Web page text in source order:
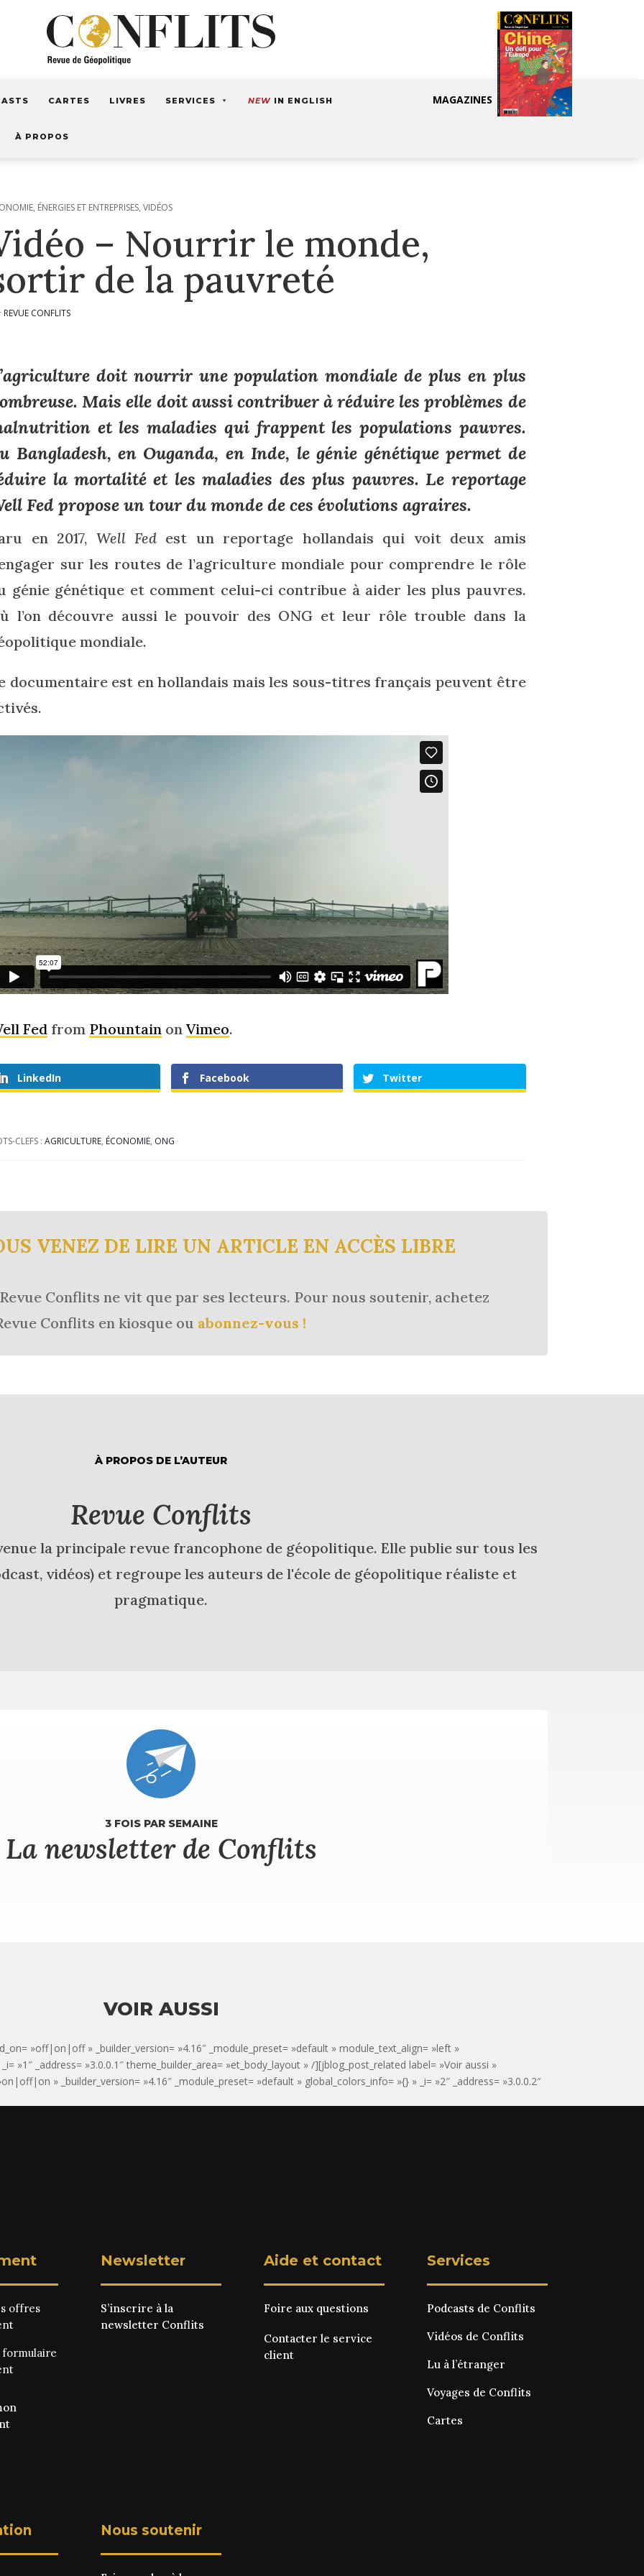
CARTES LIVRES SERVICES NEW IN ENGLISH
À PROPOS
MAGAZINES
ÉNERGIES ET ENTREPRISES,VIDÉOS
– Nourrir le monde,
de la pauvreté
REVUE CONFLITS
doit nourrir une population mondiale de plus en plus
Mais elle doit aussi contribuer à réduire les problèmes de
et les maladies qui frappent les populations pauvres.
Bangladesh, en Ouganda, en Inde, le génie génétique permet de
la mortalité et les maladies des plus pauvres. Le reportage
Fedpropose un tour du monde de ces évolutions agraires.
en 2017, Well Fedest un reportage hollandais qui voit deux amis
sur les routes de l’agriculture mondiale pour comprendre le rôle
génie génétique et comment celui-ci contribue à aider les plus pauvres.
l’on découvre aussi le pouvoir des ONG et leur rôle trouble dans la
mondiale.
documentaire est en hollandais mais les sous-titres français peuvent être
Fed from Phountain onVimeo.
LinkedIn Facebook Twitter
CLEFS :AGRICULTURE, ÉCONOMIE, ONG
VENEZ DE LIRE UN ARTICLE EN ACCÈS LIBRE
Conflits ne vit que par ses lecteurs. Pour nous soutenir, achetez
Conflits en kiosque ou abonnez-vous !
À PROPOS DE L’AUTEUR
Revue Conflits
la principale revue francophone de géopolitique. Elle publie sur tous les
vidéos) et regroupe les auteurs de l'école de géopolitique réaliste et
pragmatique.
3 FOIS PAR SEMAINE
La newsletter de Conflits
VOIR AUSSI
»off|on|off » _builder_version= »4.16″ _module_preset= »default » module_text_align= »left »
»1″ _address= »3.0.0.1″ theme_builder_area= »et_body_layout » /][jblog_post_related label= »Voir aussi »
» _builder_version= »4.16″ _module_preset= »default » global_colors_info= »{} » _i= »2″ _address= »3.0.0.2″
offres
formulaire
Newsletter
S’inscrire à la
newsletter Conflits
Aide et contact
Foire aux questions
Contacter le service
client
Services
Podcasts de Conflits
Vidéos de Conflits
Lu à l’étranger
Voyages de Conflits
Cartes
Nous soutenir